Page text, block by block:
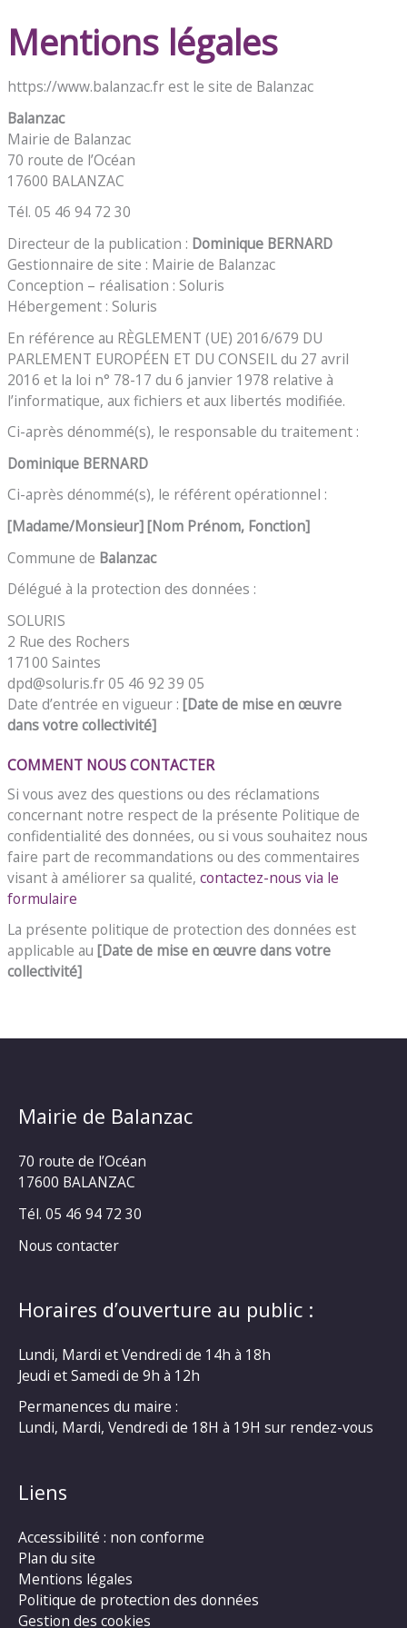
Mentions légales
https://www.balanzac.fr est le site de Balanzac
Balanzac
Mairie de Balanzac
70 route de l’Océan
17600 BALANZAC
Tél. 05 46 94 72 30
Directeur de la publication : Dominique BERNARD
Gestionnaire de site : Mairie de Balanzac
Conception – réalisation : Soluris
Hébergement : Soluris
En référence au RÈGLEMENT (UE) 2016/679 DU
PARLEMENT EUROPÉEN ET DU CONSEIL du 27 avril
2016 et la loi n° 78-17 du 6 janvier 1978 relative à
l’informatique, aux fichiers et aux libertés modifiée.
Ci-après dénommé(s), le responsable du traitement :
Dominique BERNARD
Ci-après dénommé(s), le référent opérationnel :
[Madame/Monsieur][Nom Prénom, Fonction]
Commune de Balanzac
Délégué à la protection des données :
SOLURIS
2 Rue des Rochers
17100 Saintes
dpd@soluris.fr 05 46 92 39 05
Date d’entrée en vigueur :[Date de mise en œuvre
dans votre collectivité]
COMMENT NOUS CONTACTER
Si vous avez des questions ou des réclamations
concernant notre respect de la présente Politique de
confidentialité des données, ou si vous souhaitez nous
faire part de recommandations ou des commentaires
visant à améliorer sa qualité,contactez-nous via le
formulaire
La présente politique de protection des données est
applicable au[Date de mise en œuvre dans votre
collectivité]
Mairie de Balanzac
70 route de l’Océan
17600 BALANZAC
Tél. 05 46 94 72 30
Nous contacter
Horaires d’ouverture au public :
Lundi, Mardi et Vendredi de 14h à 18h
Jeudi et Samedi de 9h à 12h
Permanences du maire :
Lundi, Mardi, Vendredi de 18H à 19H sur rendez-vous
Liens
Accessibilité : non conforme
Plan du site
Mentions légales
Politique de protection des données
Gestion des cookies